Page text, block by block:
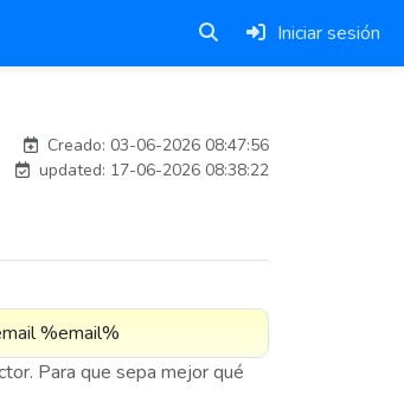
Iniciar sesión
Creado: 03-06-2026 08:47:56
updated: 17-06-2026 08:38:22
Para que sepa mejor qué